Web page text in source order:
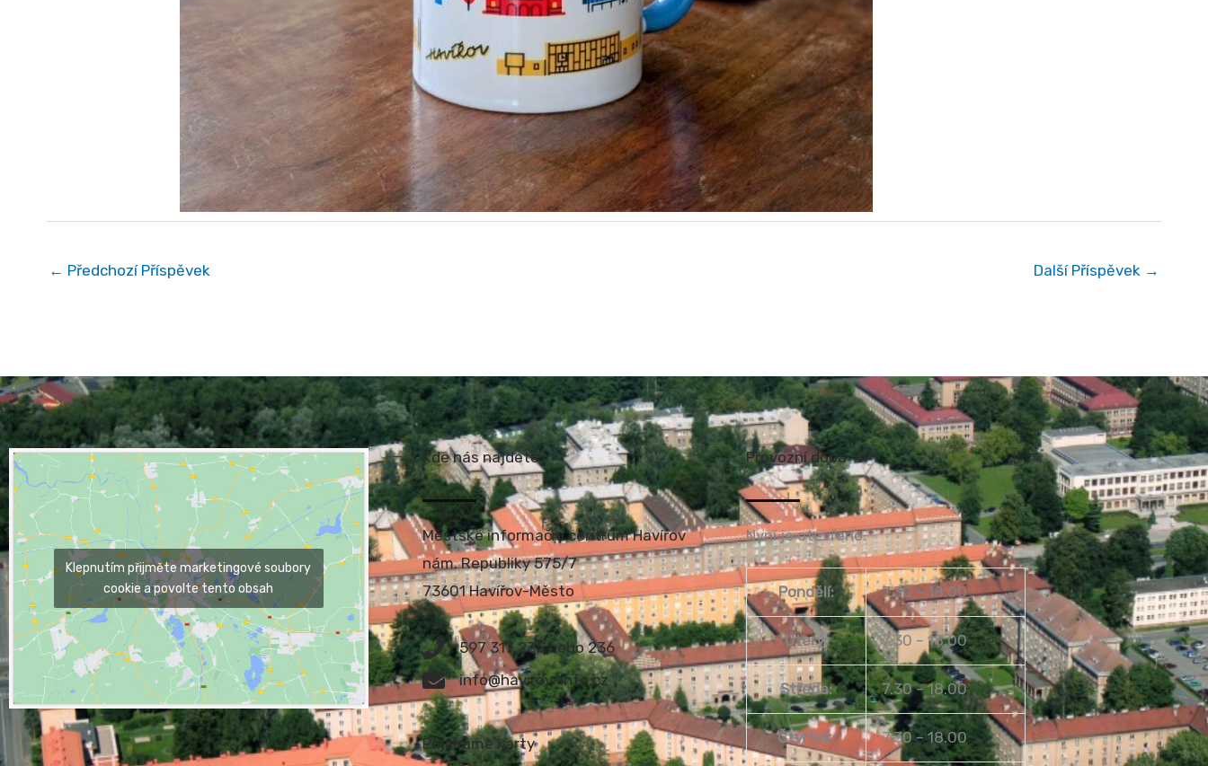
← Předchozí Příspěvek Další Příspěvek →
Klepnutím přijměte marketingové soubory
cookie a povolte tento obsah
Kde nás najdete
Městské informační centrum Havířov
nám. Republiky 575/7
73601 Havířov-Město
597 317 235 nebo 236
info@havirov-info.cz
Přijímáme karty
Provozní doba
Nyní je otevřeno.
Pondělí: 7.30 – 18.00
Úterý: 7.30 – 18.00
Středa: 7.30 – 18.00
Čtvrtek: 7.30 – 18.00